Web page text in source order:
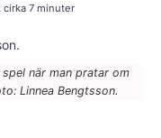
cirka7minuter
när man pratar om
Linnea Bengtsson.